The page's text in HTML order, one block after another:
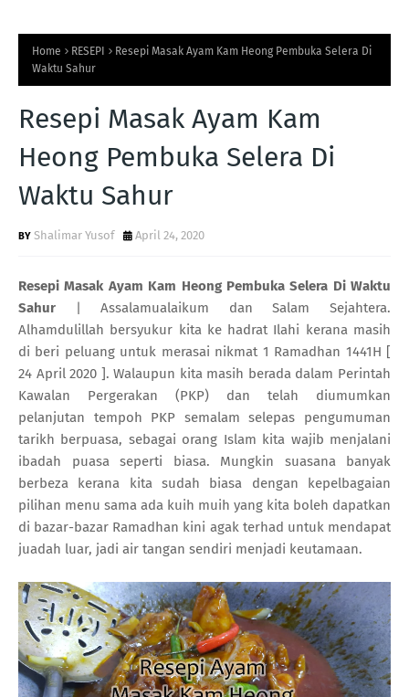
O
T
P
O
S
Home RESEPI
Resepi Masak Ayam Kam Heong Pembuka Selera Di
Waktu Sahur
Resepi Masak Ayam Kam
Heong Pembuka Selera Di
Waktu Sahur
Shalimar Yusof April 24, 2020
Resepi Masak Ayam Kam Heong Pembuka Selera Di Waktu
Sahur
| Assalamualaikum dan Salam Sejahtera.
Alhamdulillah bersyukur kita ke hadrat Ilahi kerana masih
di beri peluang untuk merasai nikmat 1 Ramadhan 1441H [
24 April 2020 ]. Walaupun kita masih berada dalam Perintah
Kawalan Pergerakan (PKP) dan telah diumumkan
pelanjutan tempoh PKP semalam selepas pengumuman
tarikh berpuasa, sebagai orang Islam kita wajib menjalani
ibadah puasa seperti biasa. Mungkin suasana banyak
berbeza kerana kita sudah biasa dengan kepelbagaian
pilihan menu sama ada kuih muih yang kita boleh dapatkan
di bazar-bazar Ramadhan kini agak terhad untuk mendapat
juadah luar, jadi air tangan sendiri menjadi keutamaan.